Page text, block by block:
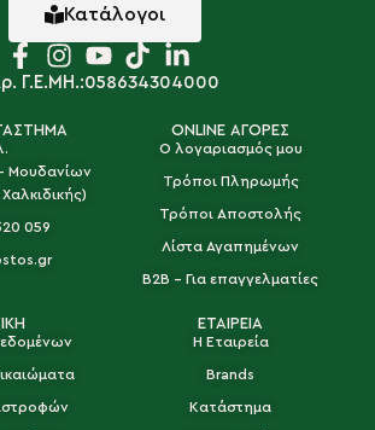
Κατάλογοι
Γ.Ε.ΜΗ.:058634304000
Μουδανίων
059
ONLINE ΑΓΟΡΕΣ
Ο λογαριασμός μου
Τρόποι Πληρωμής
Τρόποι Αποστολής
Λίστα Αγαπημένων
B2B - Για επαγγελματίες
ΕΤΑΙΡΕΙΑ
Η Εταιρεία
Brands
Κατάστημα